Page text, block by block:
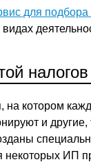
для подбора
налогов
котором
и
некоторых ИП